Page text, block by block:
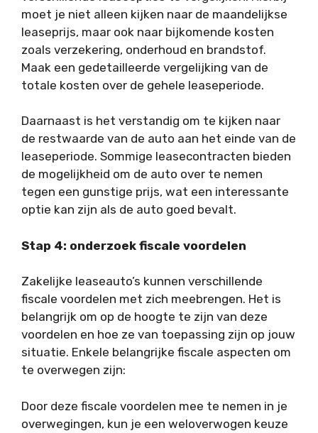
moet je niet alleen kijken naar de maandelijkse
leaseprijs, maar ook naar bijkomende kosten
zoals verzekering, onderhoud en brandstof.
Maak een gedetailleerde vergelijking van de
totale kosten over de gehele leaseperiode.
Daarnaast is het verstandig om te kijken naar
de restwaarde van de auto aan het einde van de
leaseperiode. Sommige leasecontracten bieden
de mogelijkheid om de auto over te nemen
tegen een gunstige prijs, wat een interessante
optie kan zijn als de auto goed bevalt.
Stap 4: onderzoek fiscale voordelen
Zakelijke leaseauto’s kunnen verschillende
fiscale voordelen met zich meebrengen. Het is
belangrijk om op de hoogte te zijn van deze
voordelen en hoe ze van toepassing zijn op jouw
situatie. Enkele belangrijke fiscale aspecten om
te overwegen zijn:
Door deze fiscale voordelen mee te nemen in je
overwegingen, kun je een weloverwogen keuze